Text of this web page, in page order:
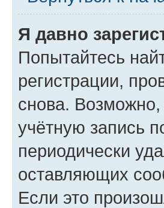
Я давно
Попытайтесь
регистрации,
снова.
учётную запись
периодически
оставляющих
Если это